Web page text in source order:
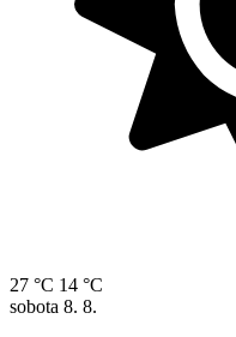
27 °C 14 °C
sobota 8. 8.